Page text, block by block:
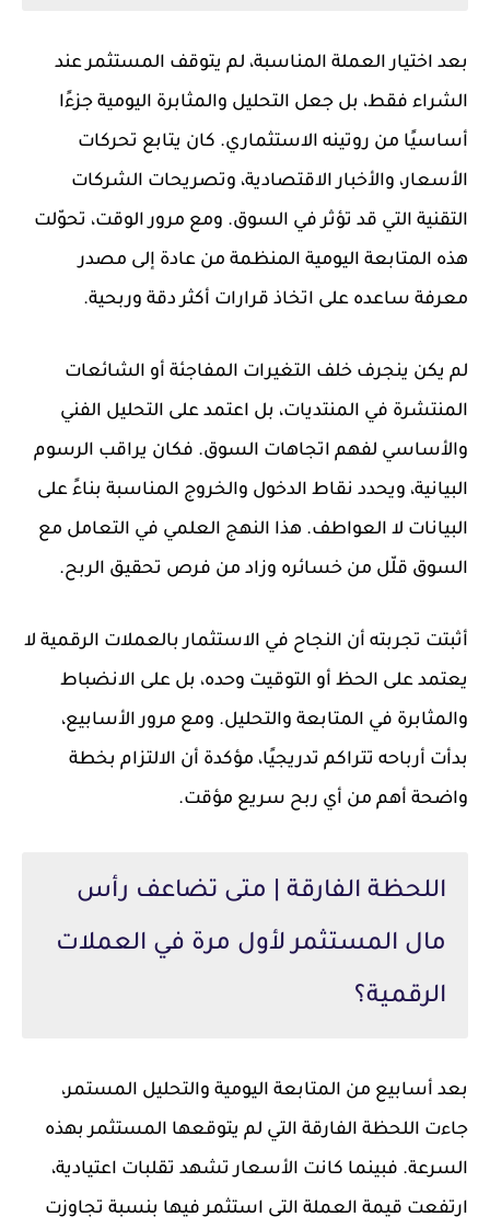
بعد اختيار العملة المناسبة، لم يتوقف المستثمر عند
الشراء فقط، بل جعل التحليل والمثابرة اليومية جزءًا
أساسيًا من روتينه الاستثماري. كان يتابع تحركات
الأسعار، والأخبار الاقتصادية، وتصريحات الشركات
التقنية التي قد تؤثر في السوق. ومع مرور الوقت، تحوّلت
هذه المتابعة اليومية المنظمة من عادة إلى مصدر
معرفة ساعده على اتخاذ قرارات أكثر دقة وربحية.
لم يكن ينجرف خلف التغيرات المفاجئة أو الشائعات
المنتشرة في المنتديات، بل اعتمد على التحليل الفني
والأساسي لفهم اتجاهات السوق. فكان يراقب الرسوم
البيانية، ويحدد نقاط الدخول والخروج المناسبة بناءً على
البيانات لا العواطف. هذا النهج العلمي في التعامل مع
السوق قلّل من خسائره وزاد من فرص تحقيق الربح.
أثبتت تجربته أن النجاح في الاستثمار بالعملات الرقمية لا
يعتمد على الحظ أو التوقيت وحده، بل على الانضباط
والمثابرة في المتابعة والتحليل. ومع مرور الأسابيع،
بدأت أرباحه تتراكم تدريجيًا، مؤكدة أن الالتزام بخطة
واضحة أهم من أي ربح سريع مؤقت.
اللحظة الفارقة | متى تضاعف رأس
مال المستثمر لأول مرة في العملات
الرقمية؟
بعد أسابيع من المتابعة اليومية والتحليل المستمر،
جاءت اللحظة الفارقة التي لم يتوقعها المستثمر بهذه
السرعة. فبينما كانت الأسعار تشهد تقلبات اعتيادية،
ارتفعت قيمة العملة التي استثمر فيها بنسبة تجاوزت